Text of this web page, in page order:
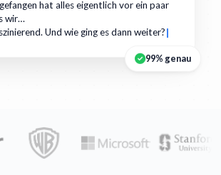
hat alles eigentlich vor ein paar
wir…
Und wie ging es dann weiter?
99% genau